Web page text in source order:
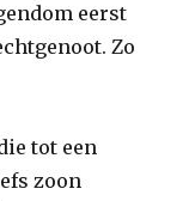
eerst
Zo
tot een
zoon